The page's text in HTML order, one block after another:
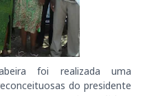
foi realizada uma
do presidente